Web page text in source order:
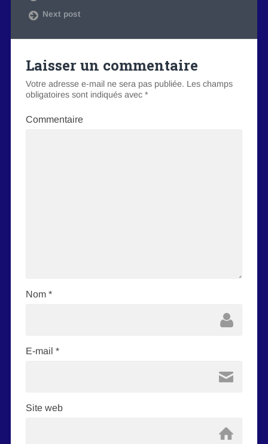
Next post
Laisser un commentaire
Votre adresse e-mail ne sera pas publiée. Les champs
obligatoires sont indiqués avec *
Commentaire
Nom *
E-mail *
Site web